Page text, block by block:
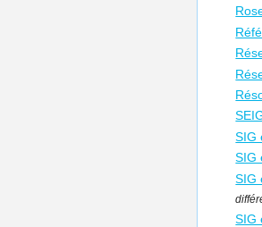
SIG
SIG
SIG
SIG